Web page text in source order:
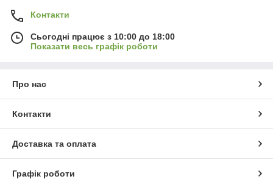
Контакти
Сьогодні працює з 10:00 до 18:00
Показати весь графік роботи
Про нас
Контакти
Доставка та оплата
Графік роботи